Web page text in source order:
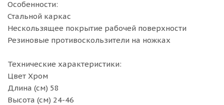
Особенности:
Стальной каркас
Нескользящее покрытие рабочей поверхности
Резиновые противоскользители на ножках
Технические характеристики:
Цвет Хром
Длина (см) 58
Высота (см) 24-46